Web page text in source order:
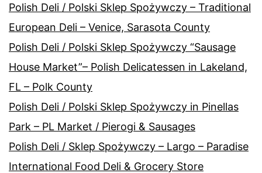
Polish Deli / Polski Sklep Spożywczy – Traditional
European Deli – Venice, Sarasota County
Polish Deli / Polski Sklep Spożywczy “Sausage
House Market”– Polish Delicatessen in Lakeland,
FL – Polk County
Polish Deli / Polski Sklep Spożywczy in Pinellas
Park – PL Market / Pierogi & Sausages
Polish Deli / Sklep Spożywczy – Largo – Paradise
International Food Deli & Grocery Store